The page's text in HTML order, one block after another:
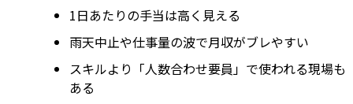
1日あたりの手当は高く見える
雨天中止や仕事量の波で月収がブレやすい
スキルより「人数合わせ要員」で使われる現場も
ある